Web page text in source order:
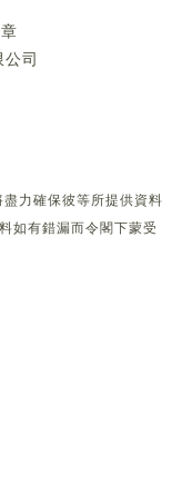
司
力確保彼等所提供資料
如有錯漏而令閣下蒙受